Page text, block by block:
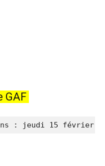
GAF
: jeudi 15 février